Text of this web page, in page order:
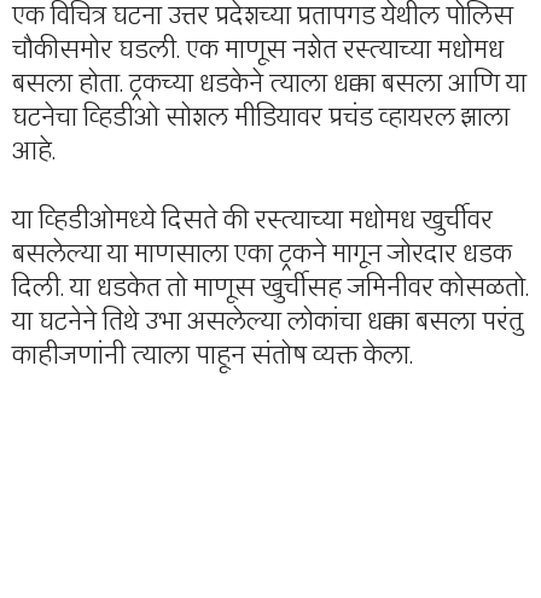
एक विचित्र घटना उत्तर प्रदेशच्या प्रतापगड येथील पोलिस
चौकीसमोर घडली. एक माणूस नशेत रस्त्याच्या मधोमध
बसला होता. ट्रकच्या धडकेने त्याला धक्का बसला आणि या
घटनेचा व्हिडीओ सोशल मीडियावर प्रचंड व्हायरल झाला
आहे.
या व्हिडीओमध्ये दिसते की रस्त्याच्या मधोमध खुर्चीवर
बसलेल्या या माणसाला एका ट्रकने मागून जोरदार धडक
दिली. या धडकेत तो माणूस खुर्चीसह जमिनीवर कोसळतो.
या घटनेने तिथे उभा असलेल्या लोकांचा धक्का बसला परंतु
काहीजणांनी त्याला पाहून संतोष व्यक्त केला.